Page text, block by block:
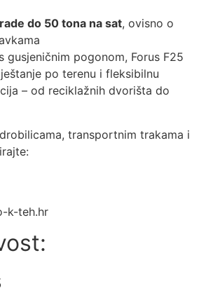
do 50 tona na sat, ovisno o
gusjeničnim pogonom, Forus F25
po terenu i fleksibilnu
– od reciklažnih dvorišta do
transportnim trakama i
k-teh.hr